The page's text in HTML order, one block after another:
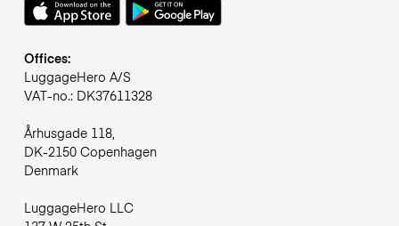
Offices:
LuggageHero A/S
VAT-no.: DK37611328
Århusgade 118,
DK-2150 Copenhagen
Denmark
LuggageHero LLC